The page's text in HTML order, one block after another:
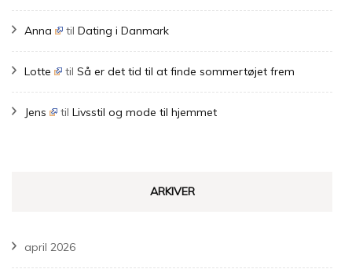
Anna tilDating i Danmark
Lotte tilSå er det tid til at finde sommertøjet frem
Jens tilLivsstil og mode til hjemmet
ARKIVER
april 2026